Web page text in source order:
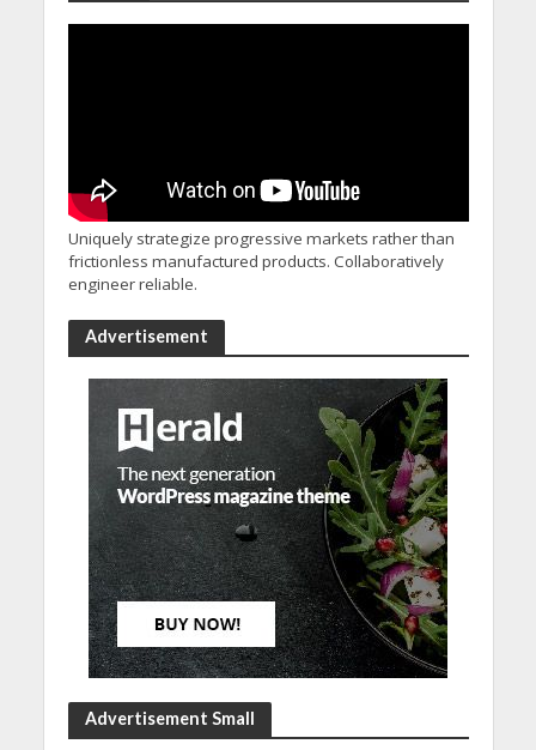
Uniquely strategize progressive markets rather than
frictionless manufactured products. Collaboratively
engineer reliable.
Advertisement
Advertisement Small